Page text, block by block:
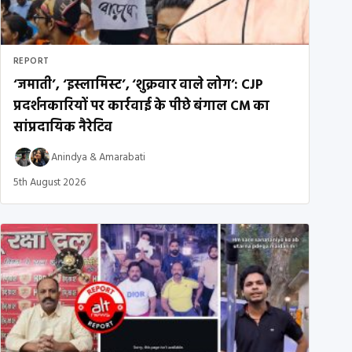
REPORT
‘जमाती’, ‘इस्लामिस्ट’, ‘शुक्रवार वाले लोग’: CJP
प्रदर्शनकारियों पर कार्रवाई के पीछे बंगाल CM का
सांप्रदायिक नैरेटिव
Anindya &Amarabati
5th August 2026